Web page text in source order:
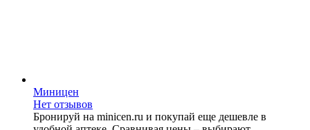
Миницен
Нет отзывов
Бронируй на minicen.ru и покупай еще дешевле в